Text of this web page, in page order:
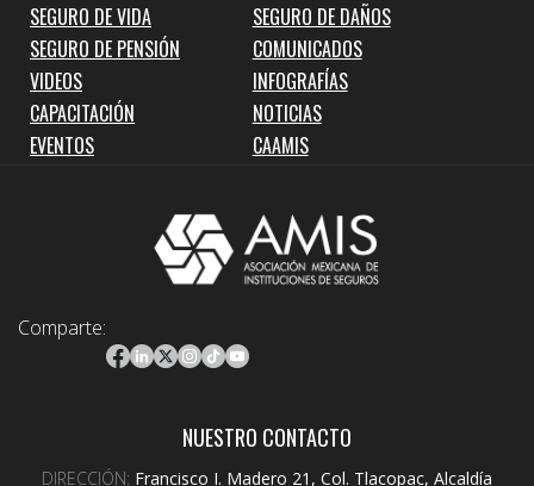
SEGURO DE VIDA
SEGURO DE DAÑOS
SEGURO DE PENSIÓN
COMUNICADOS
VIDEOS
INFOGRAFÍAS
CAPACITACIÓN
NOTICIAS
EVENTOS
CAAMIS
Comparte:
NUESTRO CONTACTO
DIRECCIÓN: Francisco I. Madero 21, Col. Tlacopac, Alcaldía